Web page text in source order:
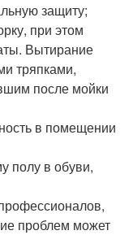
защиту;
при этом
Вытирание
тряпками,
после мойки
в помещении
полу в обуви,
проблем может